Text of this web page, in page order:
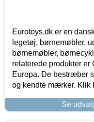
Eurotoys.dk er en
legetøj, børnemøbler,
børnemøbler,
relaterede produkter
Europa. De bestræber
og kendte mærker. Klik
Se